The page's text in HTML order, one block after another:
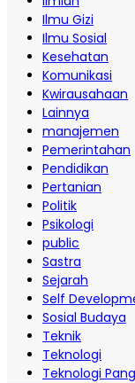
Ilmu Gizi
Ilmu Sosial
Kesehatan
Komunikasi
Kwirausahaan
Lainnya
manajemen
Pemerintahan
Pendidikan
Pertanian
Politik
Psikologi
public
Sastra
Sejarah
Self
Sosial Budaya
Teknik
Teknologi
Teknologi